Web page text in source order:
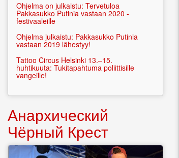
Ohjelma on julkaistu: Tervetuloa
Pakkasukko Putinia vastaan 2020 -
festivaaleille
Ohjelma julkaistu: Pakkasukko Putinia
vastaan 2019 lähestyy!
Tattoo Circus Helsinki 13.–15.
huhtikuuta: Tukitapahtuma poliittisille
vangeille!
Анархический
Чёрный Крест